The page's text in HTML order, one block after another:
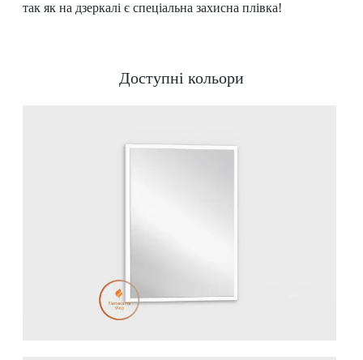
так як на дзеркалі є спеціальна захисна плівка!
Доступні кольори